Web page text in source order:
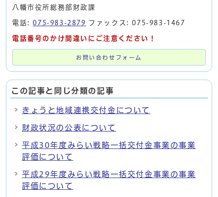
八幡市役所総務部財政課
電話:075-983-2879 ファックス: 075-983-1467
電話番号のかけ間違いにご注意ください！
お問い合わせフォーム
この記事と同じ分類の記事
きょうと地域連携交付金について
財政状況の公表について
平成30年度みらい戦略一括交付金事業の事業
評価について
平成29年度みらい戦略一括交付金事業の事業
評価について